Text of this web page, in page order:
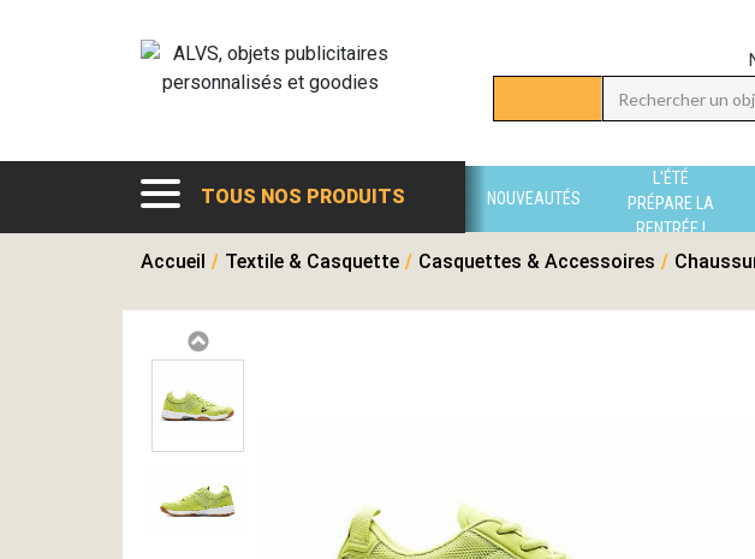
TOUS NOS PRODUITS NOUVEAUTÉS
L'ÉTÉ
PRÉPARE LA
RENTRÉE !
Accueil / Textile & Casquette / Casquettes & Accessoires /